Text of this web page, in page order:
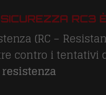
RC3
(RC –
contro i tentativi